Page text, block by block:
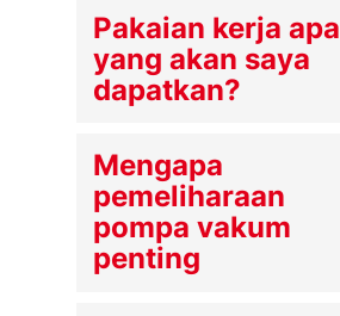
Pakaian kerja apa
yang akan saya
dapatkan?
Mengapa
pemeliharaan
pompa vakum
penting